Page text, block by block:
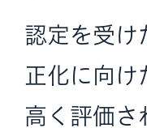
認定を受け
正化に向け
高く評価さ